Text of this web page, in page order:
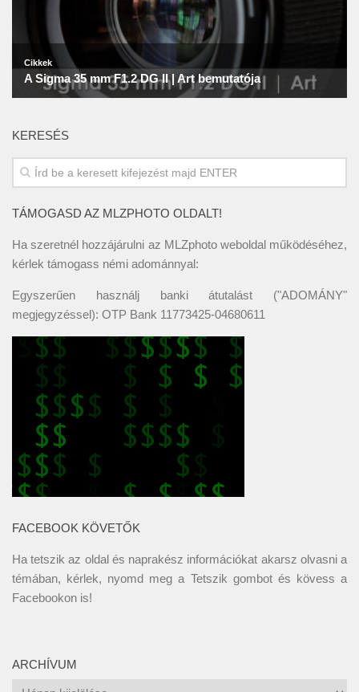
KERESÉS
TÁMOGASD AZ MLZPHOTO OLDALT!
Ha szeretnél hozzájárulni az MLZphoto weboldal működéséhez,
kérlek támogass némi adománnyal:
Egyszerűen használj banki átutalást ("ADOMÁNY"
megjegyzéssel): OTP Bank 11773425-04680611
FACEBOOK KÖVETŐK
Ha tetszik az oldal és naprakész információkat akarsz olvasni a
témában, kérlek, nyomd meg a Tetszik gombot és kövess a
Facebookon is!
ARCHÍVUM
Archívum